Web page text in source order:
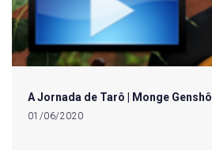
A Jornada de Tarô | Monge Genshô
01/06/2020